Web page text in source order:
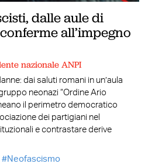
dalle aule di
all’impegno
nazionale ANPI
dai saluti romani in un’aula
neonazi “Ordine Ario
il perimetro democratico
dei partigiani nel
e contrastare derive
Neofascismo